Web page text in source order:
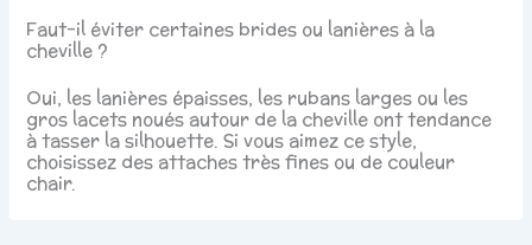
Faut-il éviter certaines brides ou lanières à la
cheville ?
Oui, les lanières épaisses, les rubans larges ou les
gros lacets noués autour de la cheville ont tendance
à tasser la silhouette. Si vous aimez ce style,
choisissez des attaches très fines ou de couleur
chair.